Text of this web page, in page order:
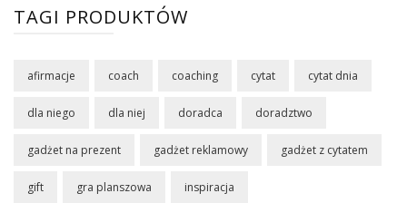
TAGI PRODUKTÓW
afirmacje coach coaching cytat cytat dnia
dla niego dla niej doradca doradztwo
gadżet na prezent gadżet reklamowy gadżet z cytatem
gift gra planszowa inspiracja